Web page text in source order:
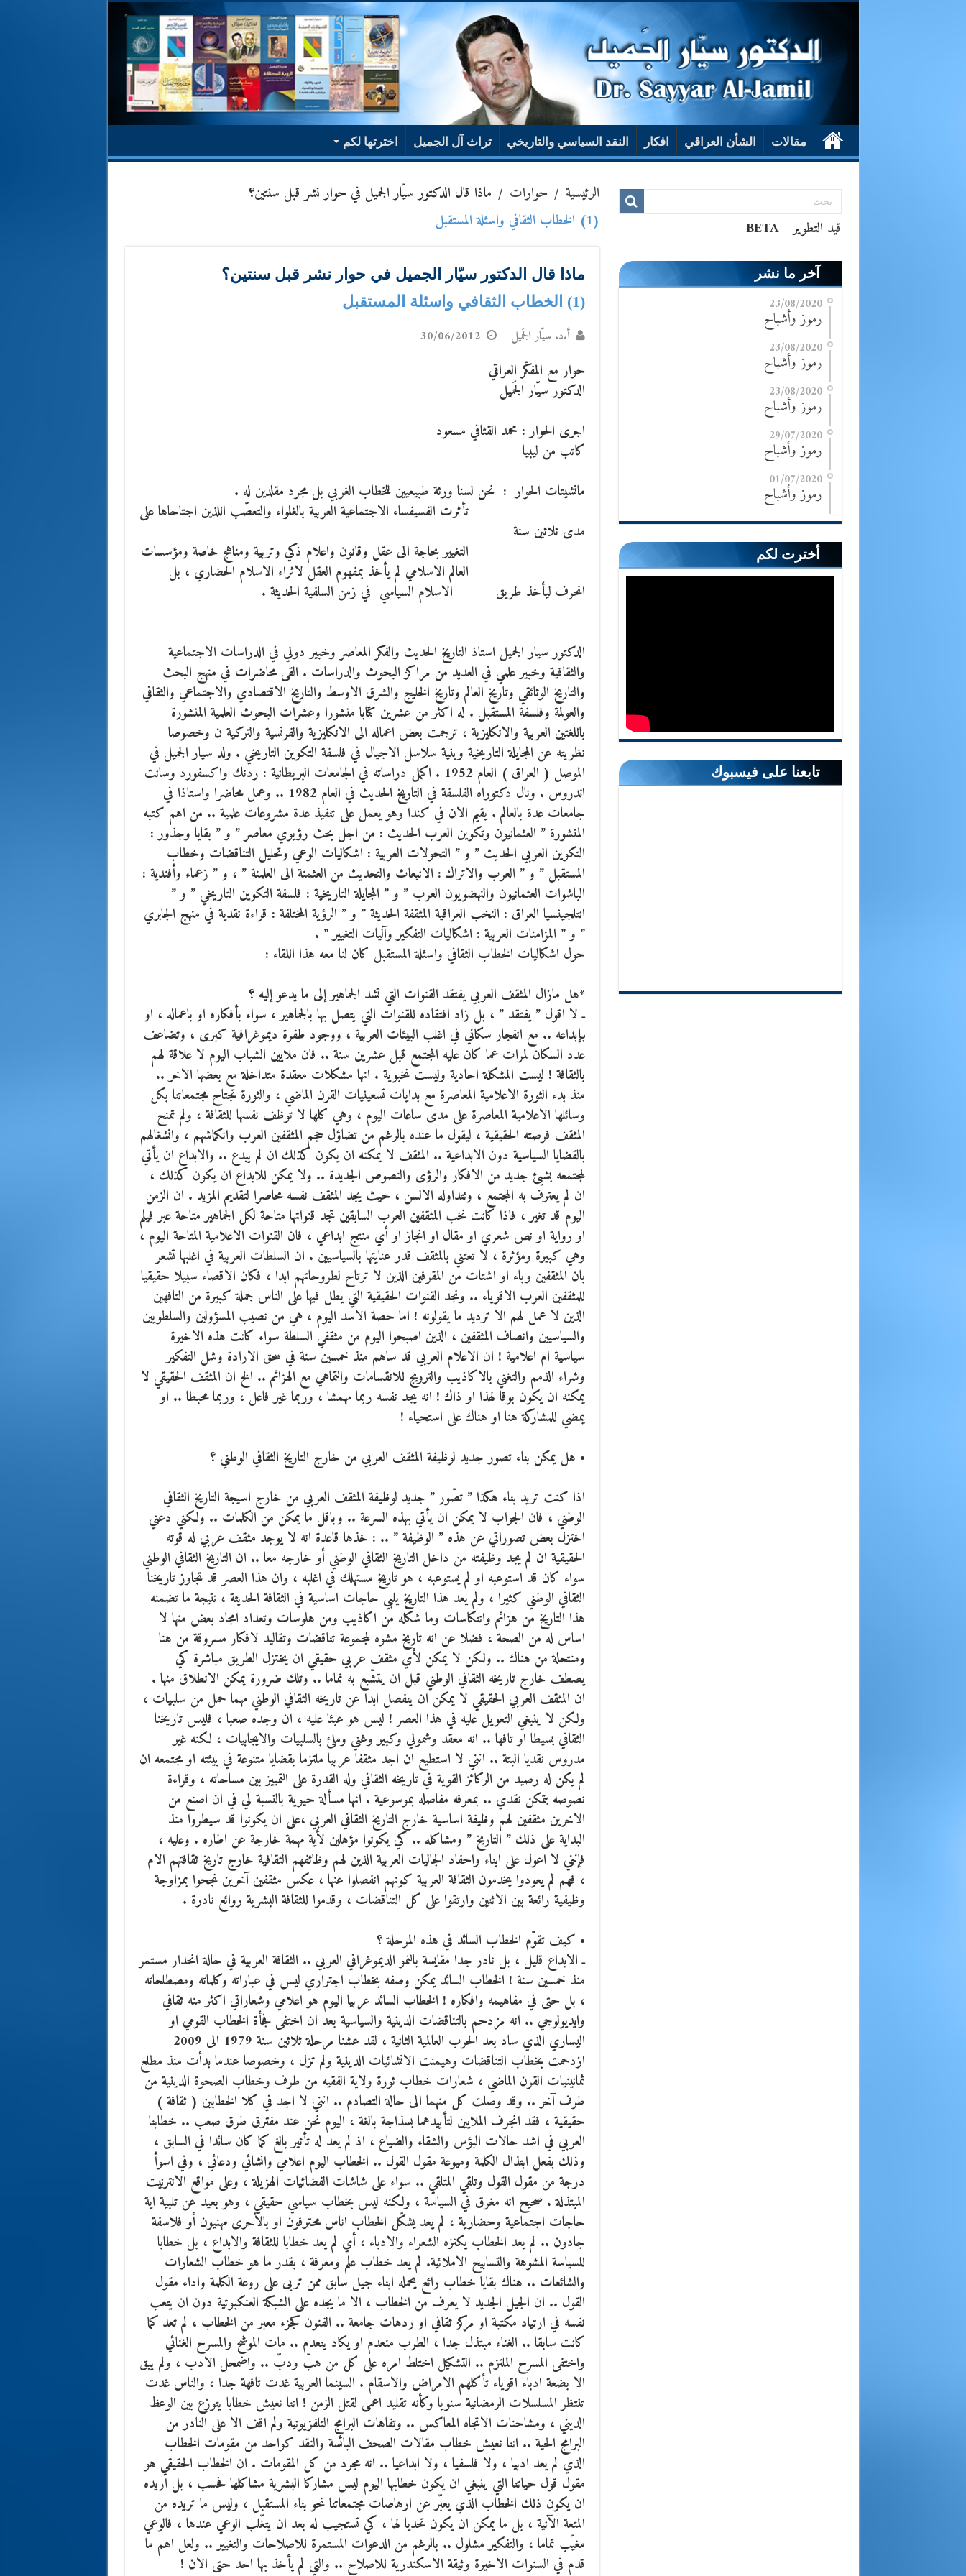
مقالات الشأن العراقي افكار النقد السياسي والتاريخي تراث آل الجميل اخترتها لكم
الرئيسية / حوارات / ماذا قال الدكتور سيّار الجميل في حوار نشر قبل سنتين؟
(1) الخطاب الثقافي واسئلة المستقبل
ماذا قال الدكتور سيّار الجميل في حوار نشر قبل سنتين؟
(1) الخطاب الثقافي واسئلة المستقبل
أ.د. سيّار الجَميل 30/06/2012
حوار مع المفكّر العراقي
الدكتور سيّار الجَميل
اجرى الحوار : محمد القثافي مسعود
كاتب من ليبيا
مانشيتات الحوار : نحن لسنا ورثة طبيعيين للخطاب الغربي بل مجرد مقلدين له .
تأثرت الفسيفساء الاجتماعية العربية بالغلواء والتعصّب اللذين اجتاحاها على
مدى ثلاثين سنة
التغيير بحاجة الى عقل وقانون واعلام ذكي وتربية ومناهج خاصة ومؤسسات
العالم الاسلامي لم يأخذ بمفهوم العقل لاثراء الاسلام الحضاري ، بل
انحرف ليأخذ طريق الاسلام السياسي في زمن السلفية الحديثة .
الدكتور سيار الجميل استاذ التاريخ الحديث والفكر المعاصر وخبير دولي في الدراسات الاجتماعية
والثقافية وخبير علمي في العديد من مراكز البحوث والدراسات . القى محاضرات في منهج البحث
والتاريخ الوثائقي وتاريخ العالم وتاريخ الخليج والشرق الاوسط والتاريخ الاقتصادي والاجتماعي والثقافي
والعولمة وفلسفة المستقبل . له اكثر من عشرين كتابا منشورا وعشرات البحوث العلمية المنشورة
باللغتين العربية والانكليزية ، ترجمت بعض اعماله الى الانكليزية والفرنسية والتركية ن وخصوصا
نظريته عن المجايلة التاريخية وبنية سلاسل الاجيال في فلسفة التكوين التاريخي . ولد سيار الجميل في
الموصل ( العراق ) العام 1952 . اكمل دراساته في الجامعات البريطانية : ردنك واكسفورد وسانت
اندروس . ونال دكتوراه الفلسفة في التاريخ الحديث في العام 1982 .. وعمل محاضرا واستاذا في
جامعات عدة بالعالم . يقيم الان في كندا وهو يعمل على تنفيذ عدة مشروعات علمية .. من اهم كتبه
المنشورة ” العثمانيون وتكوين العرب الحديث : من اجل بحث رؤيوي معاصر ” و ” بقايا وجذور :
التكوين العربي الحديث ” و ” التحولات العربية : اشكاليات الوعي وتحليل التناقضات وخطاب
المستقبل ” و ” العرب والاتراك : الانبعاث والتحديث من العثمنة الى العلمنة ” ، و ” زعماء وأفندية :
الباشوات العثمانيون والنهضويون العرب ” و ” المجايلة التاريخية : فلسفة التكوين التاريخي ” و ”
انتلجينسيا العراق : النخب العراقية المثقفة الحديثة ” و ” الرؤية المختلفة : قراءة نقدية في منهج الجابري
” و ” المزامنات العربية : اشكاليات التفكير وآليات التغيير ” .
حول اشكاليات الخطاب الثقافي واسئلة المستقبل كان لنا معه هذا اللقاء :
*هل مازال المثقف العربي يفتقد القنوات التي تشد الجماهير إلى ما يدعو إليه ؟
ـ لا اقول ” يفتقد ” ، بل زاد افتقاده للقنوات التي يتصل بها بالجماهير ، سواء بأفكاره او باعماله ، او
بإبداعه .. مع انفجار سكاني في اغلب البيئات العربية ، ووجود طفرة ديموغرافية كبرى ، وتضاعف
عدد السكان لمرات عما كان عليه المجتمع قبل عشرين سنة .. فان ملايين الشباب اليوم لا علاقة لهم
بالثقافة ! ليست المشكلة احادية وليست نخبوية . انها مشكلات معقدة متداخلة مع بعضها الاخر ..
منذ بدء الثورة الاعلامية المعاصرة مع بدايات تسعينيات القرن الماضي ، والثورة تجتاح مجتمعاتنا بكل
وسائلها الاعلامية المعاصرة على مدى ساعات اليوم ، وهي كلها لا توظف نفسها للثقافة ، ولم تمنح
المثقف فرصته الحقيقية ، ليقول ما عنده بالرغم من تضاؤل حجم المثقفين العرب وانكماشهم ، وانشغالهم
بالقضايا السياسية دون الابداعية .. المثقف لا يمكنه ان يكون كذلك ان لم يبدع .. والابداع ان يأتي
لمجتمعه بشيئ جديد من الافكار والرؤى والنصوص الجديدة .. ولا يمكن للابداع ان يكون كذلك ،
ان لم يعترف به المجتمع ، وتتداوله الالسن ، حيث يجد المثقف نفسه محاصرا لتقديم المزيد . ان الزمن
اليوم قد تغير ، فاذا كانت نخب المثقفين العرب السابقين تجد قنواتها متاحة لكل الجماهير متاحة عبر فيلم
او رواية او نص شعري او مقال او انجاز او أي منتج ابداعي ، فان القنوات الاعلامية المتاحة اليوم ،
وهي كبيرة ومؤثرة ، لا تعتني بالمثقف قدر عنايتها بالسياسيين . ان السلطات العربية في اغلبها تشعر
بان المثقفين وباء او اشتات من المقرفين الذين لا ترتاح لطروحاتهم ابدا ، فكان الاقصاء سبيلا حقيقيا
للمثقفين العرب الاقوياء .. ونجد القنوات الحقيقية التي يطل فيها على الناس جملة كبيرة من التافهين
الذين لا عمل لهم الا ترديد ما يقولونه ! اما حصة الاسد اليوم ، هي من نصيب المسؤولين والسلطويين
والسياسيين وانصاف المثقفين ، الذين اصبحوا اليوم من مثقفي السلطة سواء كانت هذه الاخيرة
سياسية ام اعلامية ! ان الاعلام العربي قد ساهم منذ خمسين سنة في سحق الارادة وشل التفكير
وشراء الذمم والتغني بالاكاذيب والترويج للانقسامات والتماهي مع الهزائم .. الخ ان المثقف الحقيقي لا
يمكنه ان يكون بوقا لهذا او ذاك ! انه يجد نفسه ربما مهمشا ، وربما غير فاعل ، وربما محبطا .. او
يمضي للمشاركة هنا او هناك على استحياء !
• هل يمكن بناء تصور جديد لوظيفة المثقف العربي من خارج التاريخ الثقافي الوطني ؟
اذا كنت تريد بناء هكذا ” تصّور ” جديد لوظيفة المثقف العربي من خارج اسيجة التاريخ الثقافي
الوطني ، فان الجواب لا يمكن ان يأتي بهذه السرعة .. وباقل ما يمكن من الكلمات .. ولكني دعني
اختزل بعض تصوراتي عن هذه ” الوظيفة ” .. : خذها قاعدة انه لا يوجد مثقف عربي له قوته
الحقيقية ان لم يجد وظيفته من داخل التاريخ الثقافي الوطني أو خارجه معا .. ان التاريخ الثقافي الوطني
سواء كان قد استوعبه او لم يستوعبه ، هو تاريخ مستهلك في اغلبه ، وان هذا العصر قد تجاوز تاريخنا
الثقافي الوطني كثيرا ، ولم يعد هذا التاريخ يلبي حاجات اساسية في الثقافة الحديثة ، نتيجة ما تضمنه
هذا التاريخ من هزائم وانتكاسات وما شكله من اكاذيب ومن هلوسات وتعداد امجاد بعض منها لا
اساس له من الصحة ، فضلا عن انه تاريخ مشوه لمجموعة تناقضات وتقاليد لافكار مسروقة من هنا
ومنتحلة من هناك .. ولكن لا يمكن لأي مثقف عربي حقيقي ان يختزل الطريق مباشرة كي
يصطف خارج تاريخه الثقافي الوطني قبل ان يتشّبع به تماما .. وتلك ضرورة يمكن الانطلاق منها .
ان المثقف العربي الحقيقي لا يمكن ان ينفصل ابدا عن تاريخه الثقافي الوطني مهما حمل من سلبيات ،
ولكن لا ينبغي التعويل عليه في هذا العصر ! ليس هو عبئا عليه ، ان وجده صعبا ، فليس تاريخنا
الثقافي بسيطا او تافها .. انه معقد وشمولي وكبير وغني وملئ بالسلبيات والايجابيات ، لكنه غير
مدروس نقديا البتة .. انني لا استطيع ان اجد مثقفا عربيا ملتزما بقضايا متنوعة في بيئته او مجتمعه ان
لم يكن له رصيد من الركائز القوية في تاريخه الثقافي وله القدرة على التمييز بين مساحاته ، وقراءة
نصوصه بتمكن نقدي .. بمعرفه مفاصله بموسوعية . انها مسألة حيوية بالنسبة لي في ان اصنع من
الاخرين مثقفين لهم وظيفة اساسية خارج التاريخ الثقافي العربي ،على ان يكونوا قد سيطروا منذ
البداية على ذلك ” التاريخ ” ومشاكله .. كي يكونوا مؤهلين لأية مهمة خارجة عن اطاره . وعليه ،
فإنني لا اعول على ابناء واحفاد الجاليات العربية الذين لهم وظائفهم الثقافية خارج تاريخ ثقافتهم الام
، فهم لم يعودوا يخدمون الثقافة العربية كونهم انفصلوا عنها ، عكس مثقفين آخرين نجحوا بمزاوجة
وظيفية رائعة بين الاثنين وارتقوا على كل التناقضات ، وقدموا للثقافة البشرية روائع نادرة .
• كيف تقوّم الخطاب السائد في هذه المرحلة ؟
ـ الابداع قليل ، بل نادر جدا مقايسة بالنمو الديموغرافي العربي .. الثقافة العربية في حالة انحدار مستمر
منذ خمسين سنة ! الخطاب السائد يمكن وصفه بخطاب اجتراري ليس في عباراته وكلماته ومصطلحاته
، بل حتى في مفاهيمه وافكاره ! الخطاب السائد عربيا اليوم هو اعلامي وشعاراتي اكثر منه ثقافي
وايديولوجي .. انه مزدحم بالتناقضات الدينية والسياسية بعد ان اختفى فجأة الخطاب القومي او
اليساري الذي ساد بعد الحرب العالمية الثانية ، لقد عشنا مرحلة ثلاثين سنة 1979 الى 2009
ازدحمت بخطاب التناقضات وهيمنت الانشائيات الدينية ولم تزل ، وخصوصا عندما بدأت منذ مطلع
ثمانينيات القرن الماضي ، شعارات خطاب ثورة ولاية الفقيه من طرف وخطاب الصحوة الدينية من
طرف آخر .. وقد وصلت كل منهما الى حالة التصادم .. انني لا اجد في كلا الخطابين ( ثقافة )
حقيقية ، فقد انجرف الملايين لتأييدهما بسذاجة بالغة ، اليوم نحن عند مفترق طرق صعب .. خطابنا
العربي في اشد حالات البؤس والشقاء والضياع ، اذ لم يعد له تأثير بالغ كما كان سائدا في السابق ،
وذلك بفعل ابتذال الكلمة وميوعة مقول القول .. الخطاب اليوم اعلامي وانشائي ودعائي ، وفي اسوأ
درجة من مقول القول وتلقي المتلقي .. سواء على شاشات الفضائيات الهزيلة ، وعلى مواقع الانترنيت
المبتذلة . صحيح انه مغرق في السياسة ، ولكنه ليس بخطاب سياسي حقيقي ، وهو بعيد عن تلبية اية
حاجات اجتماعية وحضارية ، لم يعد يشكّل الخطاب اناس محترفون او بالأحرى مهنيون أو فلاسفة
جادون .. لم يعد الخطاب يكنزه الشعراء والادباء ، أي لم يعد خطابا للثقافة والابداع ، بل خطابا
للسياسة المشوهة والتسابيح الاملائية. لم يعد خطاب علم ومعرفة ، بقدر ما هو خطاب الشعارات
والشائعات .. هناك بقايا خطاب رائع يحمله ابناء جيل سابق ممن تربى على روعة الكلمة واداء مقول
القول .. ان الجيل الجديد لا يعرف من الخطاب ، الا ما يجده على الشبكة العنكبوتية دون ان يتعب
نفسه في ارتياد مكتبة او مركز ثقافي او ردهات جامعة .. الفنون كجزء معبر من الخطاب ، لم تعد كما
كانت سابقا .. الغناء مبتذل جدا ، الطرب منعدم او يكاد ينعدم .. مات الموشح والمسرح الغنائي
واختفى المسرح الملتزم .. التشكيل اختلط امره على كل من هبّ ودبّ .. واضمحل الادب ، ولم يبق
الا بضعة ادباء اقوياء تأكلهم الامراض والاسقام . السينما العربية غدت تافهة جدا ، والناس غدت
تنتظر المسلسلات الرمضانية سنويا وكأنه تقليد اعمى لقتل الزمن ! اننا نعيش خطابا يتوزع بين الوعظ
الديني ، ومشاحنات الاتجاه المعاكس .. وتفاهات البرامج التلفزيونية ولم اقف الا على النادر من
البرامج الحية .. اننا نعيش خطاب مقالات الصحف البائسة والنقد كواحد من مقومات الخطاب
الذي لم يعد ادبيا ، ولا فلسفيا ، ولا ابداعيا .. انه مجرد من كل المقومات . ان الخطاب الحقيقي هو
مقول قول حياتنا التي ينبغي ان يكون خطابها اليوم ليس مشاركا البشرية مشاكلها فحسب ، بل اريده
ان يكون ذلك الخطاب الذي يعبّر عن ارهاصات مجتمعاتنا نحو بناء المستقبل ، وليس ما تريده من
المتعة الآنية ، بل ما يمكن ان يكون تحديا لها ، كي تستجيب له بعد ان يتغّلب الوعي عندها ، فالوعي
مغيّب تماما ، والتفكير مشلول .. بالرغم من الدعوات المستمرة للاصلاحات والتغيير .. ولعل اهم ما
قدم في السنوات الاخيرة وثيقة الاسكندرية للاصلاح .. والتي لم يأخذ بها احد حتى الان !
آخر ما نشر
23/08/2020
رموز وأشباح
23/08/2020
رموز وأشباح
23/08/2020
رموز وأشباح
29/07/2020
رموز وأشباح
01/07/2020
رموز وأشباح
أخترت لكم
تابعنا على فيسبوك